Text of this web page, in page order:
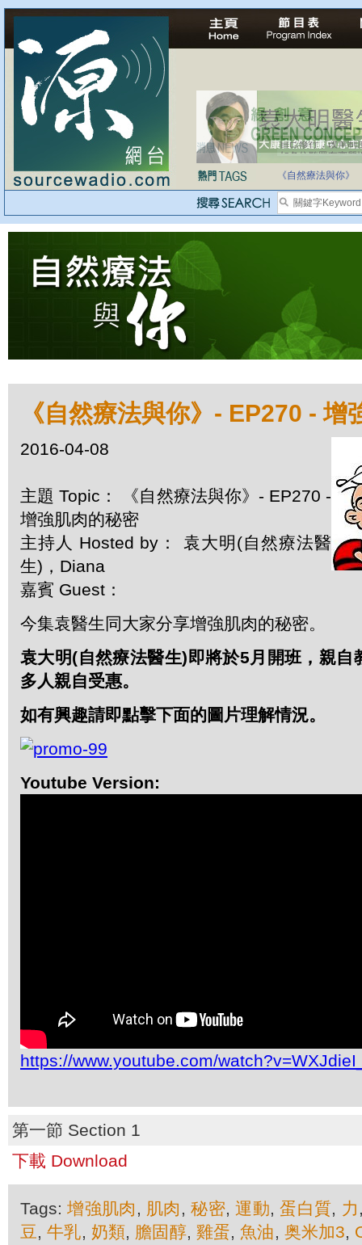
自己修行，改革制
如各位聽眾有實質
《自然療法與你》
《自然療法與你》- EP270 - 增
2016-04-08
主題 Topic： 《自然療法與你》- EP270 -
增強肌肉的秘密
主持人 Hosted by： 袁大明(自然療法醫
生)，Diana
嘉賓 Guest：
今集袁醫生同大家分享增強肌肉的秘密。
袁大明(自然療法醫生)即將於5月開班，親自
多人親自受惠。
如有興趣請即點擊下面的圖片理解情況。
Youtube Version:
https://www.youtube.com/
第一節 Section 1
下載 Download
Tags:增強肌肉 , 肌肉 ,秘密,運動,蛋白質, 力
豆,牛乳, 奶類, 膽固醇, 雞蛋, 魚油, 奥米加3,